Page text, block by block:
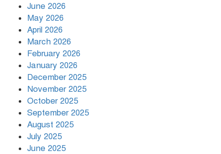
বৃষ্টি থামার নাম নেই, পথে পথে
June 2026
May 2026
April 2026
March 2026
February 2026
January 2026
December 2025
November 2025
October 2025
September 2025
August 2025
July 2025
June 2025